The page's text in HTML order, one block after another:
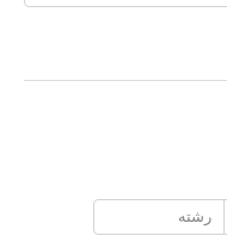
رشته